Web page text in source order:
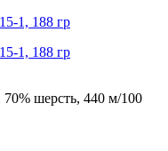
шерсть, 440 м/100